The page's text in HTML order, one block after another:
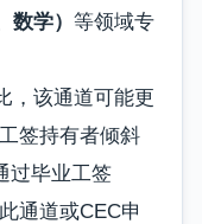
学） 等领域专
，该通道可能更
签持有者倾斜
过毕业工签
通道或CEC申